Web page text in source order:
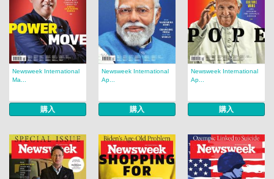
Newsweek International
Ma...
購入
Newsweek International
Ap...
購入
Newsweek International
Ap...
購入